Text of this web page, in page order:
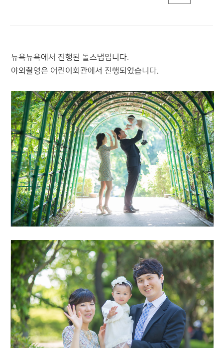
뉴욕뉴욕에서 진행된 돌스냅입니다.
야외촬영은 어린이회관에서 진행되었습니다.